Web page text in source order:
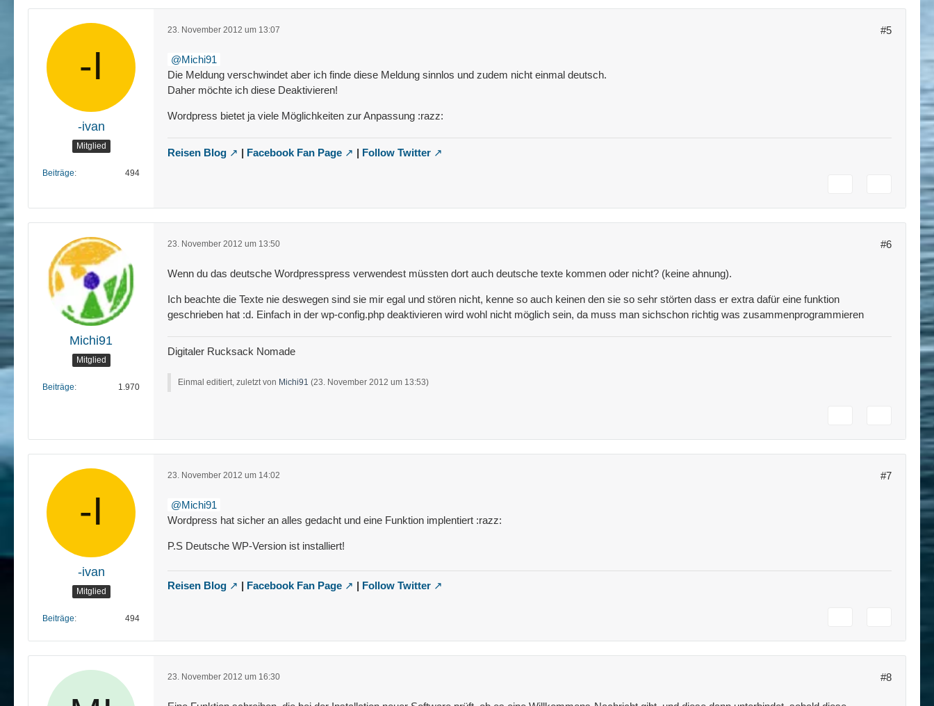
-ivan
Mitglied
Beiträge 494
23. November 2012 um 13:07 #5
Michi91
Die Meldung verschwindet aber ich finde diese Meldung sinnlos und zudem nicht einmal deutsch.
Daher möchte ich diese Deaktivieren!
Wordpress bietet ja viele Möglichkeiten zur Anpassung :razz:
Reisen Blog | Facebook Fan Page | Follow Twitter
Michi91
Mitglied
Beiträge 1.970
23. November 2012 um 13:50 #6
Wenn du das deutsche Wordpresspress verwendest müssten dort auch deutsche texte kommen oder nicht? (keine ahnung).
Ich beachte die Texte nie deswegen sind sie mir egal und stören nicht, kenne so auch keinen den sie so sehr störten dass er extra dafür eine funktion
geschrieben hat :d. Einfach in der wp-config.php deaktivieren wird wohl nicht möglich sein, da muss man sichschon richtig was zusammenprogrammieren
Digitaler Rucksack Nomade
Einmal editiert, zuletzt von Michi91 (23. November 2012 um 13:53)
-ivan
Mitglied
Beiträge 494
23. November 2012 um 14:02 #7
Michi91
Wordpress hat sicher an alles gedacht und eine Funktion implentiert :razz:
P.S Deutsche WP-Version ist installiert!
Reisen Blog | Facebook Fan Page | Follow Twitter
23. November 2012 um 16:30 #8